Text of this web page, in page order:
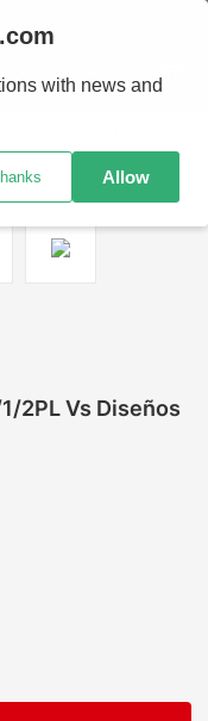
2PL Vs Diseños
with news and
Allow